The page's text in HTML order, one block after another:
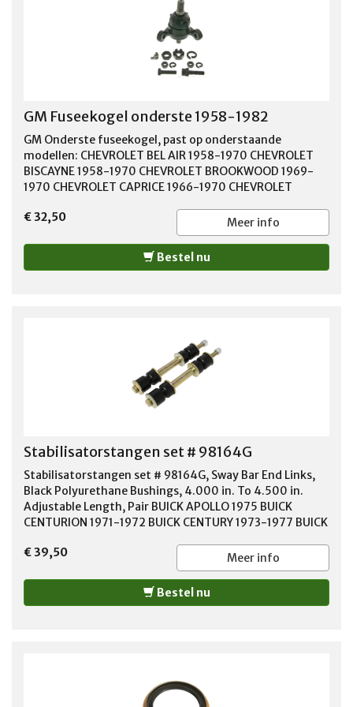
R1500 PICKUP 1987 GMC R1500 SUBURBAN 1987-1990
GMC R2500 PICKUP 1987-1988 GMC R2500 SUBURBAN
1989 GMC R3500 PICKUP 1987-1991
GM Fuseekogel onderste 1958-1982
GM Onderste fuseekogel, past op onderstaande
modellen: CHEVROLET BEL AIR 1958-1970 CHEVROLET
BISCAYNE 1958-1970 CHEVROLET BROOKWOOD 1969-
1970 CHEVROLET CAPRICE 1966-1970 CHEVROLET
1963-1982 CHEVROLET EL CAMINO 1959-1960
CHEVROLET ESTATE 1969-1970 CHEVROLET IMPALA
1958-1970 CHEVROLET KINGSWOOD 1959-1970
CHEVROLET PARKWOOD 1959-1961 CHEVROLET SEDAN
€ 32,50 Meer info
Bestel nu
Stabilisatorstangen set # 98164G
Stabilisatorstangen set # 98164G, Sway Bar End Links,
Black Polyurethane Bushings, 4.000 in. To 4.500 in.
Adjustable Length, Pair BUICK APOLLO 1975 BUICK
CENTURION 1971-1972 BUICK CENTURY 1973-1977 BUICK
BUICK LESABRE 1965-1990 BUICK REGAL 1973-1977
BUICK SKYLARK 1975-1996 BUICK SOMERSET 1986 BUICK
SOMERSET REGAL 1985 BUICK WILDCAT 1965-1970
CADILLAC 60 SPECIAL 1993 CADILLAC ALLANTE 1992-
CHEVROLET BEL AIR 1955-1974 CHEVROLET BERETTA
1987-1995 CHEVROLET BISCAYNE 1971-1972 CHEVROLET
€ 39,50 Meer info
Bestel nu